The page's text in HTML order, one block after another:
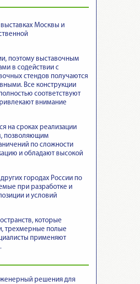
Москвы и
поэтому выставочным
в содействии с
стендов получаются
Все конструкции
соответствуют
внимание
на сроках реализации
позволяющим
по сложности
и обладают высокой
городах России по
при разработке и
и условий
которые
трехмерные полые
применяют
решения для